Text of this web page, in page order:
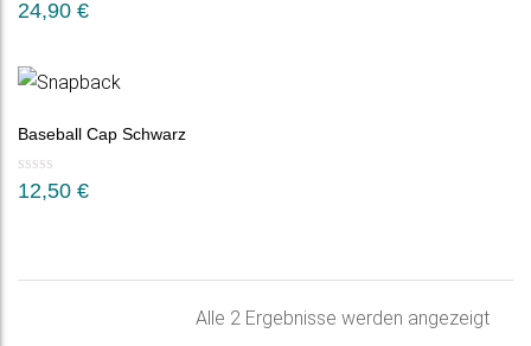
24,90 €
Baseball Cap Schwarz
12,50 €
Alle 2 Ergebnisse werden angezeigtNach